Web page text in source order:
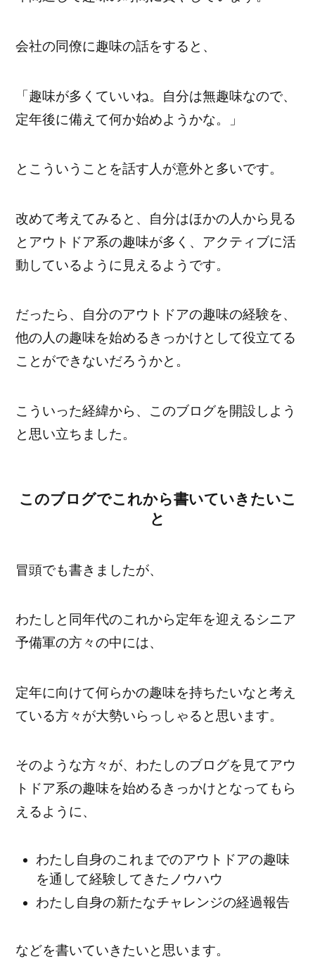
会社の同僚に趣味の話をすると、
「趣味が多くていいね。自分は無趣味なので、
定年後に備えて何か始めようかな。」
とこういうことを話す人が意外と多いです。
改めて考えてみると、自分はほかの人から見る
とアウトドア系の趣味が多く、アクティブに活
動しているように見えるようです。
だったら、自分のアウトドアの趣味の経験を、
他の人の趣味を始めるきっかけとして役立てる
ことができないだろうかと。
こういった経緯から、このブログを開設しよう
と思い立ちました。
このブログでこれから書いていきたいこ
と
冒頭でも書きましたが、
わたしと同年代のこれから定年を迎えるシニア
予備軍の方々の中には、
定年に向けて何らかの趣味を持ちたいなと考え
ている方々が大勢いらっしゃると思います。
そのような方々が、わたしのブログを見てアウ
トドア系の趣味を始めるきっかけとなってもら
えるように、
わたし自身のこれまでのアウトドアの趣味
を通して経験してきたノウハウ
わたし自身の新たなチャレンジの経過報告
などを書いていきたいと思います。